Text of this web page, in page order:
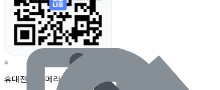
휴대전화 카메라로 찍어보세요